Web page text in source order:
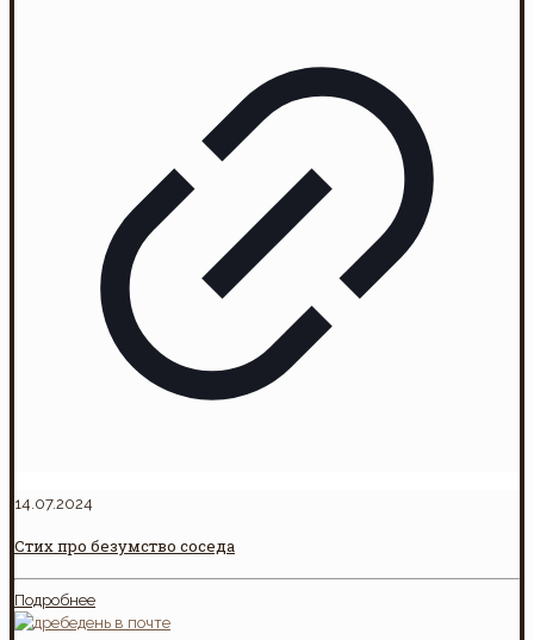
14.07.2024
Стих про безумство соседа
Подробнее